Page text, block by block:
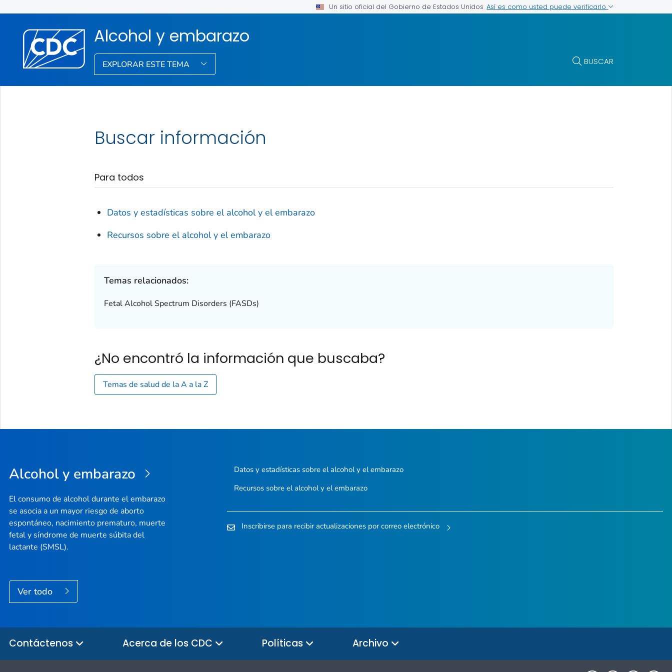
Un sitio oficial del Gobierno de Estados Unidos Así es como usted puede verificarlo
Alcohol y embarazo
EXPLORAR ESTE TEMA BUSCAR
Buscar información
Para todos
Datos y estadísticas sobre el alcohol y el embarazo
Recursos sobre el alcohol y el embarazo
Temas relacionados:
Fetal Alcohol Spectrum Disorders (FASDs)
¿No encontró la información que buscaba?
Temas de salud de la A a la Z
Alcohol y embarazo
El consumo de alcohol durante el embarazo
se asocia a un mayor riesgo de aborto
espontáneo, nacimiento prematuro, muerte
fetal y síndrome de muerte súbita del
lactante (SMSL).
Ver todo
Datos y estadísticas sobre el alcohol y el embarazo
Recursos sobre el alcohol y el embarazo
Inscribirse para recibir actualizaciones por correo electrónico
Contáctenos Acerca de los CDC Políticas Archivo